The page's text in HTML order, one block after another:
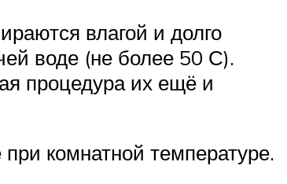
влагой и долго
воде (не более 50 С).
процедура их ещё и
комнатной температуре.